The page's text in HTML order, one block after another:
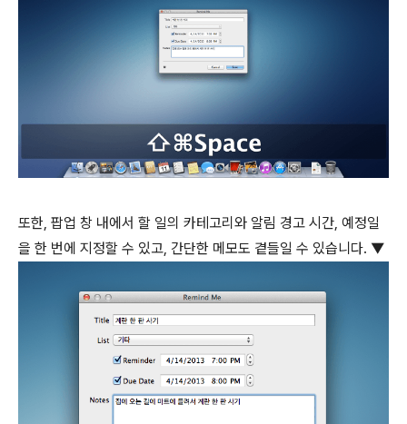
또한, 팝업 창 내에서 할 일의 카테고리와 알림 경고 시간, 예정일
을 한 번에 지정할 수 있고, 간단한 메모도 곁들일 수 있습니다. ▼